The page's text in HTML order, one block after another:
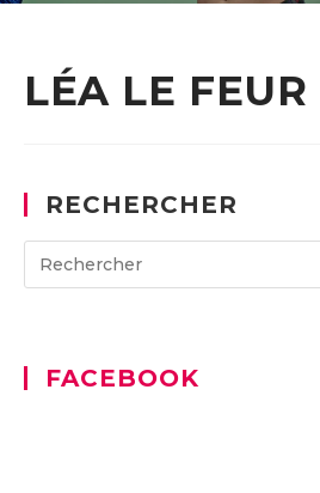
LÉA LE FEUR
RECHERCHER
Search
for:
FACEBOOK